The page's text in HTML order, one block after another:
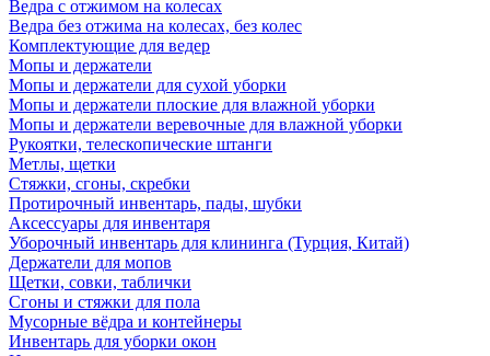
Ведра с отжимом на колесах
Ведра без отжима на колесах, без колес
Комплектующие для ведер
Мопы и держатели
Мопы и держатели для сухой уборки
Мопы и держатели плоские для влажной уборки
Мопы и держатели веревочные для влажной уборки
Рукоятки, телескопические штанги
Метлы, щетки
Стяжки, сгоны, скребки
Протирочный инвентарь, пады, шубки
Аксессуары для инвентаря
Уборочный инвентарь для клининга (Турция, Китай)
Держатели для мопов
Щетки, совки, таблички
Сгоны и стяжки для пола
Мусорные вёдра и контейнеры
Инвентарь для уборки окон